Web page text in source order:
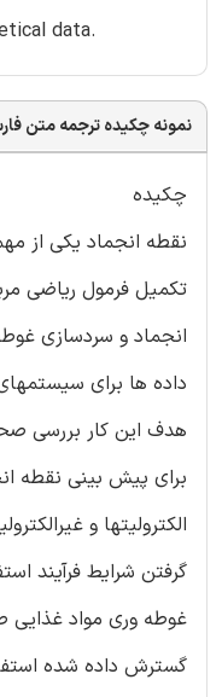
data.
نمونه چکیده ترجمه متن
چکیده
نقطه انجماد یکی از
تکمیل فرمول ریاضی
انجماد و سردسازی
داده ها برای
هدف این کار بررسی
برای پیش بینی نقطه
الکترولیتها و
گرفتن شرایط فرآیند
گسترش داده شده